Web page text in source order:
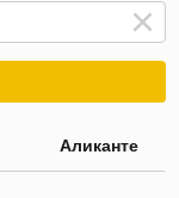
Аликанте